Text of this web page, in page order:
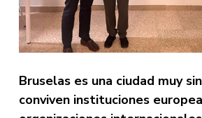
Bruselas es una ciudad muy
conviven instituciones